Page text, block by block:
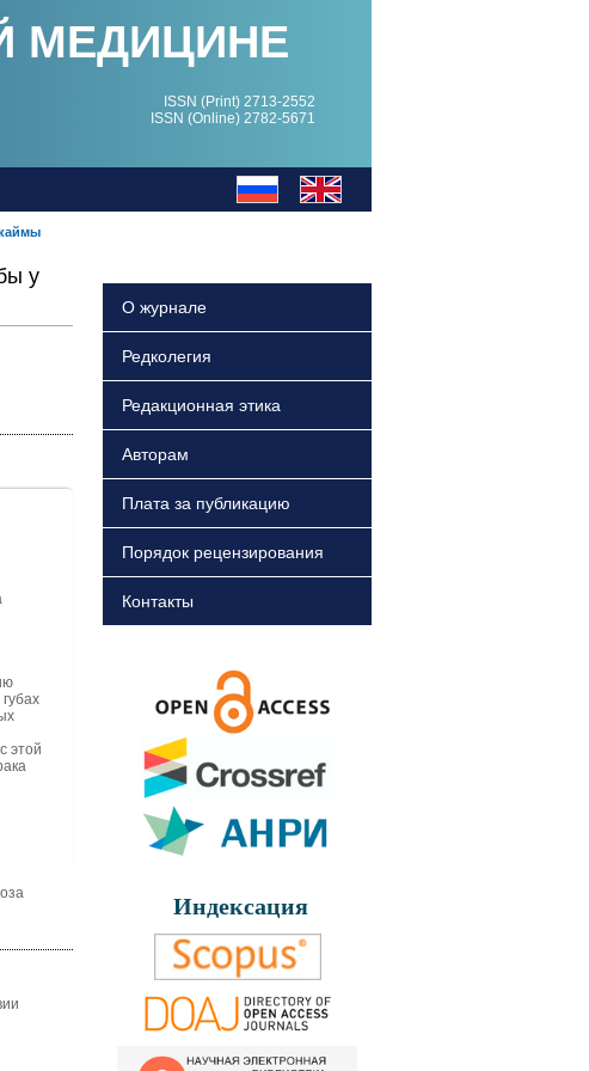
МЕДИЦИНЕ
ISSN (Print) 2713-2552
ISSN (Online) 2782-5671
у
этой
О журнале
Редколегия
Редакционная этика
Авторам
Плата за публикацию
Порядок рецензирования
Контакты
Индексация